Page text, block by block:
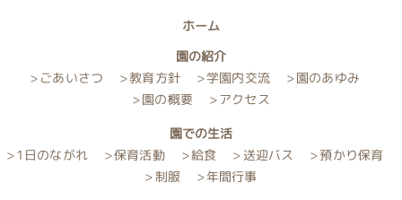
ホーム
園の紹介
ごあいさつ
教育方針 学園内交流
園のあゆみ
園の概要
アクセス
園での生活
1日のながれ
保育活動 給食 送迎バス
預かり保育
制服
年間行事